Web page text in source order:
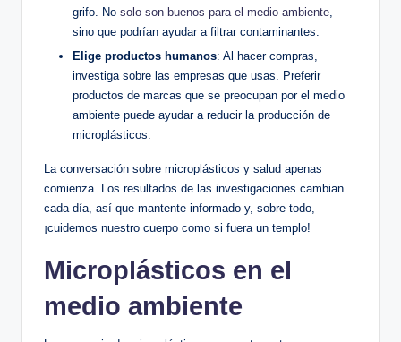
grifo. No solo son buenos para el medio ambiente
sino que podrían ayudar a filtrar contaminantes.
Elige productos humanos: Al hacer compras,
investiga sobre las empresas que usas. Preferir
productos de marcas que se preocupan por el medio
ambiente puede ayudar a reducir la producción de
microplásticos.
La conversación sobre microplásticos y salud apenas
comienza. Los resultados de las investigaciones cambian
cada día, así que mantente informado y, sobre todo,
¡cuidemos nuestro cuerpo como si fuera un templo!
Microplásticos en el
medio ambiente